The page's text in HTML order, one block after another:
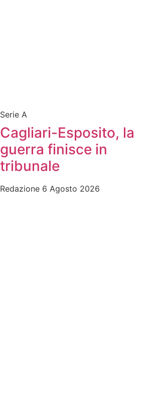
Serie A
Cagliari-Esposito, la
guerra finisce in
tribunale
Redazione 6 Agosto 2026